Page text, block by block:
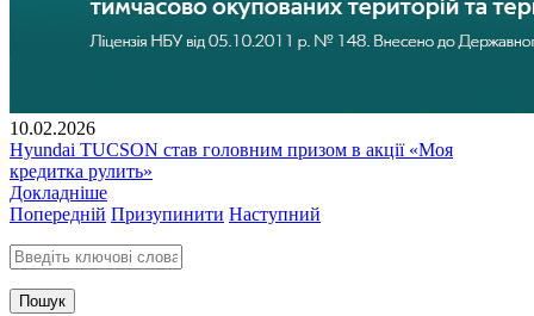
10.02.2026
Hyundai TUCSON став головним призом в акції «Моя
кредитка рулить»
Докладніше
Попередній Призупинити Наступний
Введіть ключові слова для пошуку